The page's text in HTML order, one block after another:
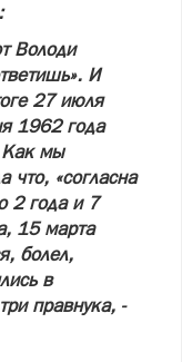
Володи
И
27 июля
1962 года
Как мы
что, «согласна
2 года и 7
15 марта
болел,
в
правнука, -